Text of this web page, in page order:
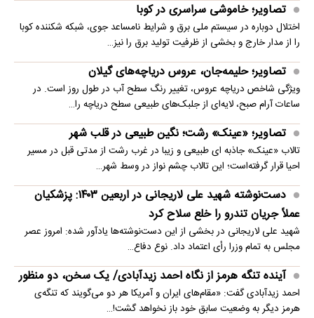
تصاویر؛ خاموشی سراسری در کوبا
اختلال دوباره در سیستم ملی برق و شرایط نامساعد جوی، شبکه شکننده کوبا
را از مدار خارج و بخشی از ظرفیت تولید برق را نیز…
تصاویر؛ حلیمه‌جان، عروس دریاچه‌های گیلان
ویژگی شاخص دریاچه عروس، تغییر رنگ سطح آب در طول روز است. در
ساعات آرام صبح، لایه‌ای از جلبک‌های طبیعی سطح دریاچه را…
تصاویر؛ «عینک» رشت؛ نگین طبیعی در قلب شهر
تالاب «عینک» جاذبه ای طبیعی و زیبا در غرب رشت از مدتی قبل در مسیر
احیا قرار گرفته‌است؛ این تالاب چشم نواز در وسط شهر…
دست‌نوشته شهید علی لاریجانی در اربعین ۱۴۰۳: پزشکیان
عملاً جریان تندرو را خلع سلاح کرد
شهید علی لاریجانی در بخشی از این دست‌نوشته‌ها یادآور شده: امروز عصر
مجلس به تمام وزرا رأی اعتماد داد. نوع دفاع…
آینده تنگه هرمز از نگاه احمد زیدآبادی/ یک سخن، دو منظور
احمد زیدآبادی گفت: «مقام‌های ایران و آمریکا هر دو می‌گویند که تنگه‌ی
هرمز دیگر به وضعیت سابق خود باز نخواهد گشت!…